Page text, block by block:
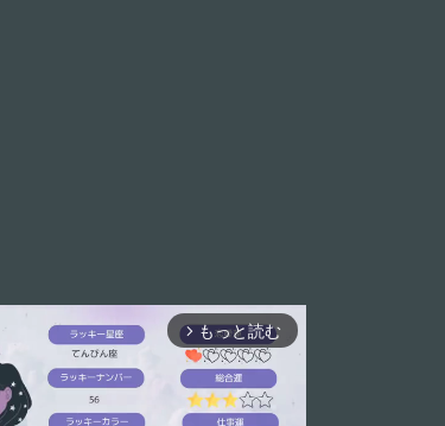
arrow_forward_ios もっと読む